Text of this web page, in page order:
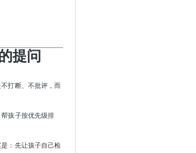
提问
打断、不批评，而
孩子按优先级排
：先让孩子自己检